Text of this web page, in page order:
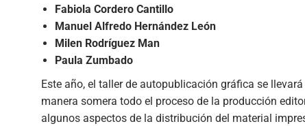
Fabiola Cordero Cantillo
Manuel Alfredo Hernández León
Milen Rodríguez Man
Paula Zumbado
Este año, el taller de autopublicación gráfica se
manera somera todo el proceso de la producción
algunos aspectos de la distribución del material